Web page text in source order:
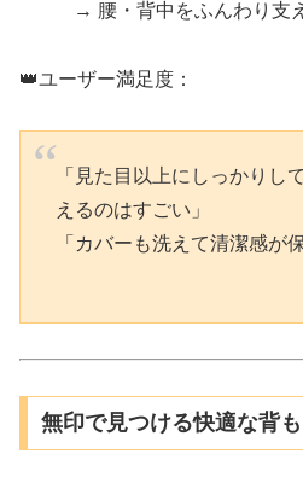
→ 腰・背中をふんわり支
👑ユーザー満足度：
「見た目以上にしっかりし
えるのはすごい」
「カバーも洗えて清潔感が
無印で見つける快適な背